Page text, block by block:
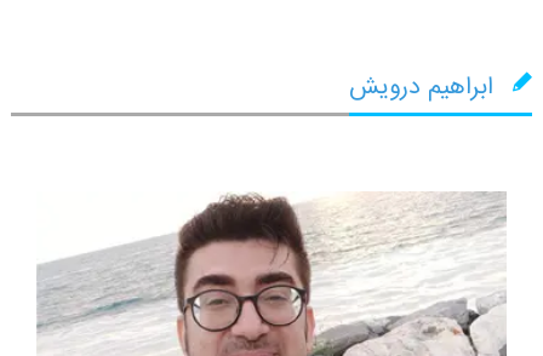
ابراهیم درویش